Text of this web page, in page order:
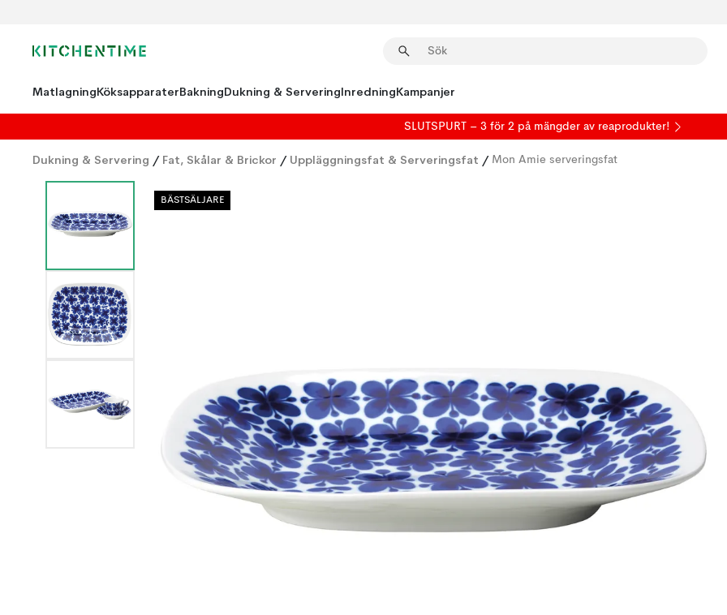
MatlagningKöksapparaterBakningDukning & ServeringInredningKampanjer
SLUTSPURT – 3 för 2 på mängder av reaprodukter!
Dukning & Servering / Fat, Skålar & Brickor / Uppläggningsfat & Serveringsfat / Mon Amie serveringsfat
BÄSTSÄLJARE